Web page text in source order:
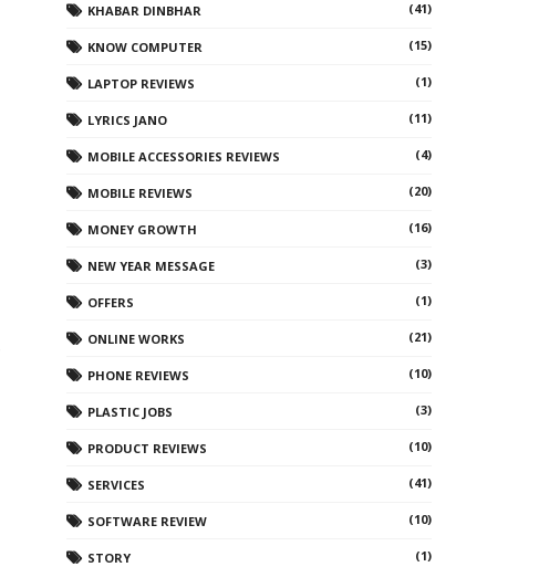
KHABAR DINBHAR (41)
KNOW COMPUTER (15)
LAPTOP REVIEWS (1)
LYRICS JANO (11)
MOBILE ACCESSORIES REVIEWS (4)
MOBILE REVIEWS (20)
MONEY GROWTH (16)
NEW YEAR MESSAGE (3)
OFFERS (1)
ONLINE WORKS (21)
PHONE REVIEWS (10)
PLASTIC JOBS (3)
PRODUCT REVIEWS (10)
SERVICES (41)
SOFTWARE REVIEW (10)
STORY (1)